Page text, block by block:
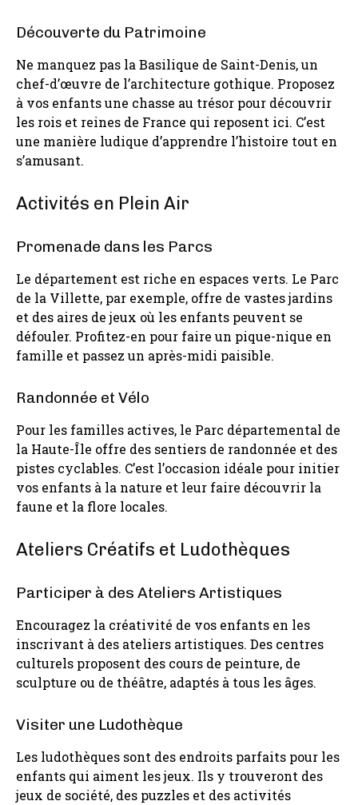
Découverte du Patrimoine
Ne manquez pas la Basilique de Saint-Denis, un
chef-d’œuvre de l’architecture gothique. Proposez
à vos enfants une chasse au trésor pour découvrir
les rois et reines de France qui reposent ici. C’est
une manière ludique d’apprendre l’histoire tout en
s’amusant.
Activités en Plein Air
Promenade dans les Parcs
Le département est riche en espaces verts. Le Parc
de la Villette, par exemple, offre de vastes jardins
et des aires de jeux où les enfants peuvent se
défouler. Profitez-en pour faire un pique-nique en
famille et passez un après-midi paisible.
Randonnée et Vélo
Pour les familles actives, le Parc départemental de
la Haute-Île offre des sentiers de randonnée et des
pistes cyclables. C’est l’occasion idéale pour initier
vos enfants à la nature et leur faire découvrir la
faune et la flore locales.
Ateliers Créatifs et Ludothèques
Participer à des Ateliers Artistiques
Encouragez la créativité de vos enfants en les
inscrivant à des ateliers artistiques. Des centres
culturels proposent des cours de peinture, de
sculpture ou de théâtre, adaptés à tous les âges.
Visiter une Ludothèque
Les ludothèques sont des endroits parfaits pour les
enfants qui aiment les jeux. Ils y trouveront des
jeux de société, des puzzles et des activités